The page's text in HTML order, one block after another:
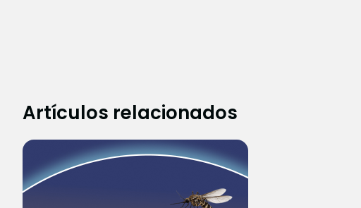
Artículos relacionados